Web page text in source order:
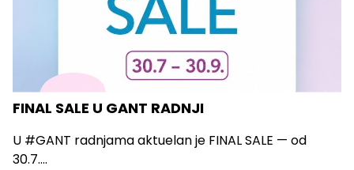
FINAL SALE U GANT RADNJI
U #GANT radnjama aktuelan je FINAL SALE — od
30.7....